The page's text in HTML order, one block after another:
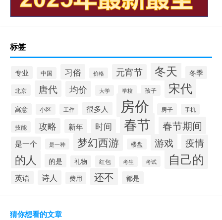
标签
专业 中国 习俗 价格 元宵节 冬天 冬季
北京 唐代 均价 大学 学校 孩子 宋代
寓意 小区 工作 很多人 房价 房子 手机
技能 攻略 新年 时间 春节 春节期间
是一个 是一种 梦幻西游 楼盘 游戏 疫情
的人 的是 礼物 红包 考生 考试 自己的
英语 诗人 费用 还不 都是
猜你想看的文章